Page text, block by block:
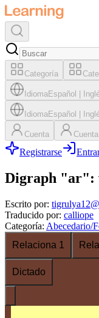
Categoría
IdiomaEspañol
IdiomaEspañol
Cuenta Cuenta
Registrarse
Digraph
Escrito por:
Traducido por: calliope
Categoría: Abecedario/
Relaciona 1
Dictado